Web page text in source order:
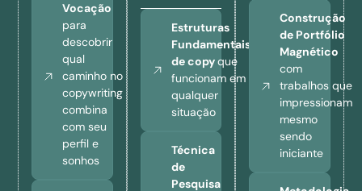
Vocação
para
descobrir
qual
caminho no
copywriting
combina
com seu
perfil e
sonhos
Estruturas
Fundamentais
de copyque
funcionam em
qualquer
situação
Técnica
de
Pesquisa
Construção
de Portfólio
Magnético
com
trabalhos que
impressionam
mesmo
sendo
iniciante